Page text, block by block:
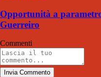
Opportunità a
Guerreiro
Commenti
Invia Commento